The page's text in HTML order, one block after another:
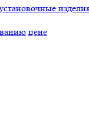
цене